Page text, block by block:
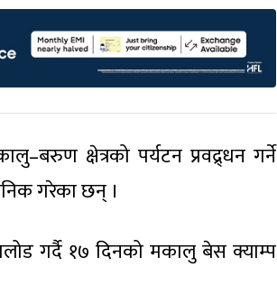
क्षेत्रको पर्यटन प्रवद्र्धन गर्ने
गरेका छन् ।
गर्दै १७ दिनको मकालु बेस क्याम्प